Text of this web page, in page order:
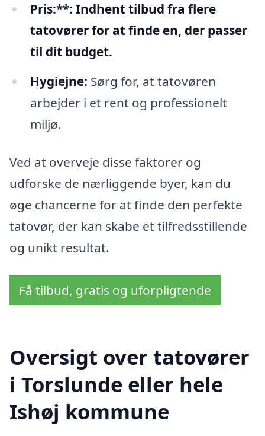
Pris:**: Indhent tilbud fra flere
tatovører for at finde en, der passer
til dit budget.
Hygiejne: Sørg for, at tatovøren
arbejder i et rent og professionelt
miljø.
Ved at overveje disse faktorer og
udforske de nærliggende byer, kan du
øge chancerne for at finde den perfekte
tatovør, der kan skabe et tilfredsstillende
og unikt resultat.
Få tilbud, gratis og uforpligtende
Oversigt over tatovører
i Torslunde eller hele
Ishøj kommune